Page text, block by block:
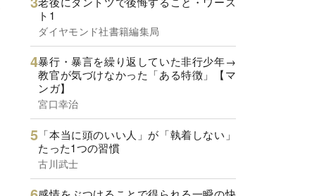
ト1
ダイヤモンド社書籍編集局
暴行・暴言を繰り返していた非行少年→
教官が気づけなかった「ある特徴」【マ
ンガ】
宮口幸治
「本当に頭のいい人」が「執着しない」
たった1つの習慣
古川武士